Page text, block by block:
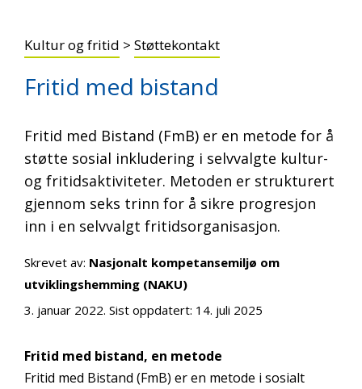
Kultur og fritid > Støttekontakt
Fritid med bistand
Fritid med Bistand (FmB) er en metode for å
støtte sosial inkludering i selvvalgte kultur-
og fritidsaktiviteter. Metoden er strukturert
gjennom seks trinn for å sikre progresjon
inn i en selvvalgt fritidsorganisasjon.
Skrevet av: Nasjonalt kompetansemiljø om
utviklingshemming (NAKU)
3. januar 2022. Sist oppdatert: 14. juli 2025
Fritid med bistand, en metode
Fritid med Bistand (FmB) er en metode i sosialt